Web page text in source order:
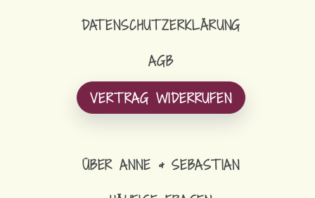
DATENSCHUTZERKLÄRUNG
AGB
VERTRAG WIDERRUFEN
ÜBER ANNE & SEBASTIAN